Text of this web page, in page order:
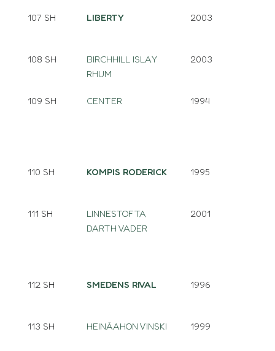
107 SH LIBERTY 2003
108 SH
BIRCHHILL ISLAY
RHUM
2003
109 SH CENTER 1994
110 SH KOMPIS RODERICK 1995
111 SH
LINNESTOFTA
DARTH VADER
2001
112 SH SMEDENS RIVAL 1996
113 SH HEINÄAHON VINSKI 1999